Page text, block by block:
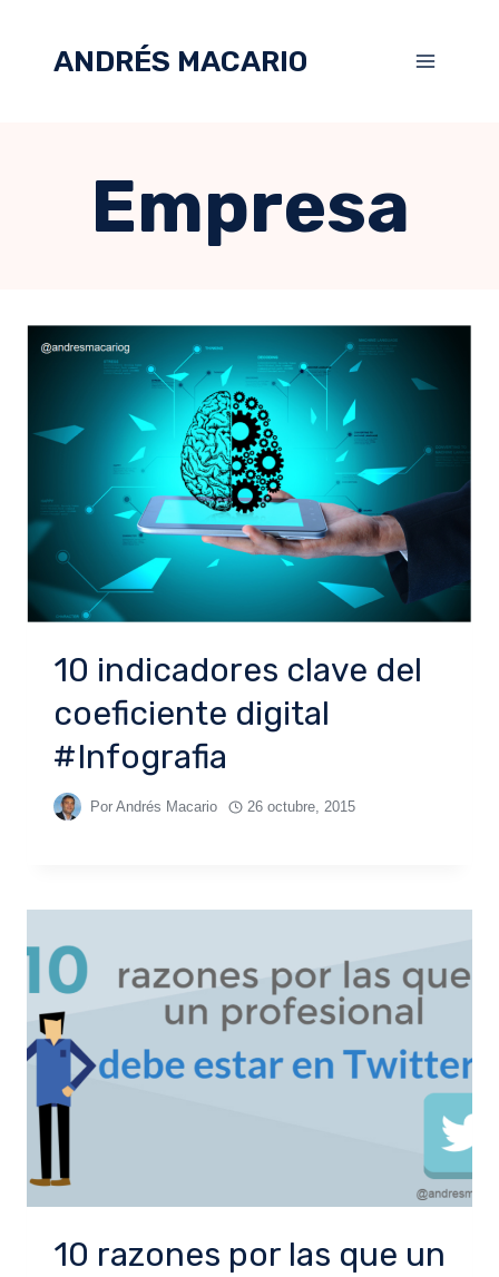
ANDRÉS MACARIO
Empresa
10 indicadores clave del
coeficiente digital
#Infografia
Por Andrés Macario 26 octubre, 2015
10 razones por las que un